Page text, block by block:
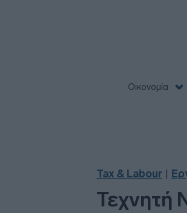
Οικονομία
Tax & Labour
Τεχνητή